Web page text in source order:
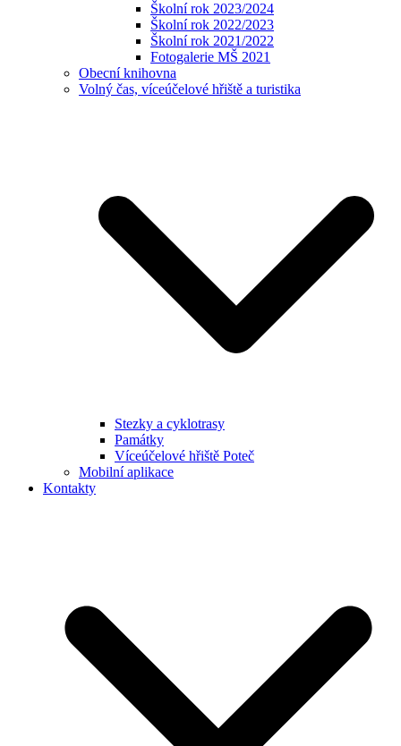
Školní rok 2023/2024
Školní rok 2022/2023
Školní rok 2021/2022
Fotogalerie MŠ 2021
Obecní knihovna
Volný čas, víceúčelové hřiště a turistika
Stezky a cyklotrasy
Památky
Víceúčelové hřiště Poteč
Mobilní aplikace
Kontakty